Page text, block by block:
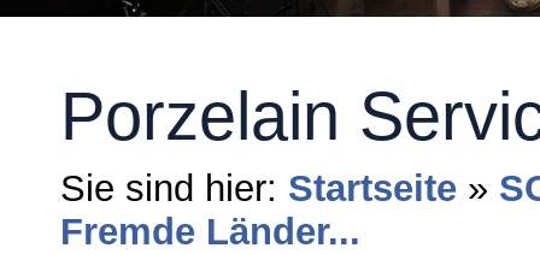
Porzelain
Sie sind hier: Startseite »
Fremde Länder...